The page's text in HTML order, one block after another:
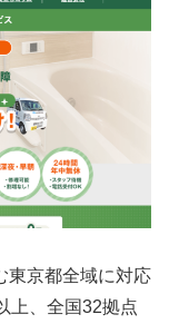
東京都全域に対応
上、全国32拠点